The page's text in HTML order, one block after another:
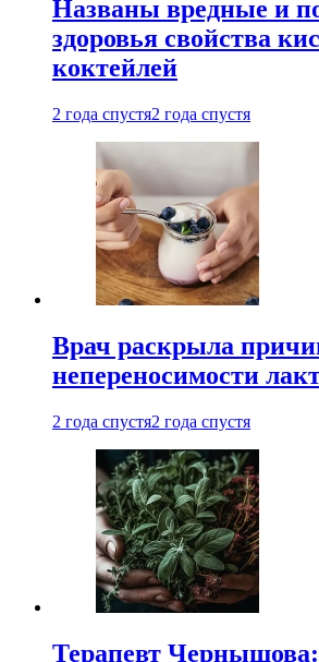
Названы вредные и
здоровья свойства
коктейлей
2 года спустя2 года спустя
Врач раскрыла
непереносимости
2 года спустя2 года спустя
Терапевт Чернышова: